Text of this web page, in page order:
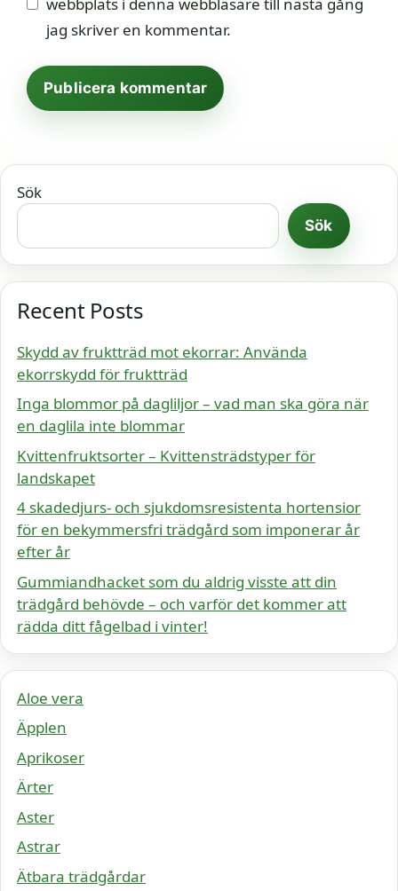
webbplats i denna webbläsare till nästa gång
jag skriver en kommentar.
Sök
Sök
Recent Posts
Skydd av fruktträd mot ekorrar: Använda
ekorrskydd för fruktträd
Inga blommor på dagliljor – vad man ska göra när
en daglila inte blommar
Kvittenfruktsorter – Kvittensträdstyper för
landskapet
4 skadedjurs- och sjukdomsresistenta hortensior
för en bekymmersfri trädgård som imponerar år
efter år
Gummiandhacket som du aldrig visste att din
trädgård behövde – och varför det kommer att
rädda ditt fågelbad i vinter!
Aloe vera
Äpplen
Aprikoser
Ärter
Aster
Astrar
Ätbara trädgårdar